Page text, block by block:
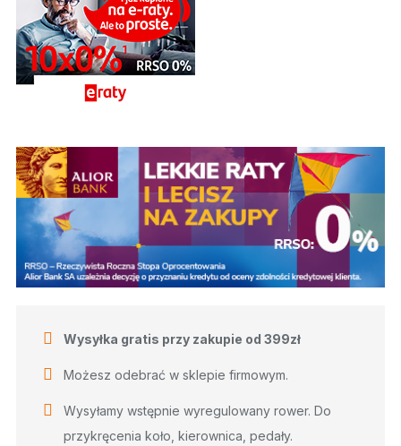
Wysyłka gratis przy zakupie od 399zł
Możesz odebrać w sklepie firmowym.
Wysyłamy wstępnie wyregulowany rower. Do
przykręcenia koło, kierownica, pedały.